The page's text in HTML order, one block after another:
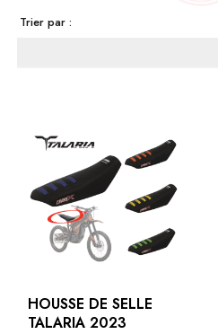
Trier par :
HOUSSE DE SELLE
TALARIA 2023